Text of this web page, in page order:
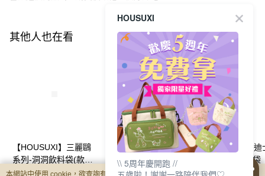
其他人也在看
【HOUSUXI】三麗鷗
系列-洞洞飲料袋(款式
可任選)【5周年慶↘三
NT$175
【HOUSUXI】蠟筆小
新系列阿呆-防潑水透
明飲料袋【5周年慶↘
NT$225
【HOUSUXI】迪
系列-洞洞飲料袋
年慶↘三件75折
NT$175
本網站中使用 cookie，欲查詢有關本網站使用 cookie 方式之詳情，及若您不希
HOUSUXI
\\ 5周年慶開跑 //